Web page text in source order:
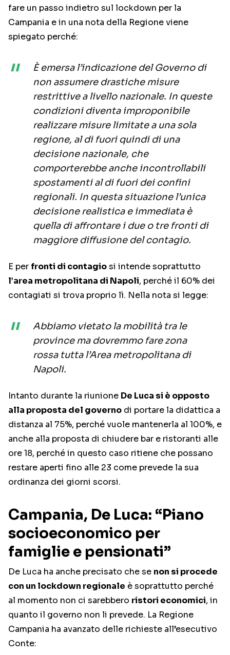
fare un passo indietro sul lockdown per la
Campania e in una nota della Regione viene
spiegato perché:
È emersa l’indicazione del Governo di
non assumere drastiche misure
restrittive a livello nazionale. In queste
condizioni diventa improponibile
realizzare misure limitate a una sola
regione, al di fuori quindi di una
decisione nazionale, che
comporterebbe anche incontrollabili
spostamenti al di fuori dei confini
regionali. In questa situazione l’unica
decisione realistica e immediata è
quella di affrontare i due o tre fronti di
maggiore diffusione del contagio.
E per fronti di contagiosi intende soprattutto
l’area metropolitana di Napoli, perché il 60% dei
contagiati si trova proprio lì. Nella nota si legge:
Abbiamo vietato la mobilità tra le
province ma dovremmo fare zona
rossa tutta l’Area metropolitana di
Napoli.
Intanto durante la riunione De Luca si è opposto
alla proposta del governo di portare la didattica a
distanza al 75%, perché vuole mantenerla al 100%, e
anche alla proposta di chiudere bar e ristoranti alle
ore 18, perché in questo caso ritiene che possano
restare aperti fino alle 23 come prevede la sua
ordinanza dei giorni scorsi.
Campania, De Luca: “Piano
socioeconomico per
famiglie e pensionati”
De Luca ha anche precisato che se non si procede
con un lockdown regionale è soprattutto perché
al momento non ci sarebbero ristori economici, in
quanto il governo non li prevede. La Regione
Campania ha avanzato delle richieste all’esecutivo
Conte: